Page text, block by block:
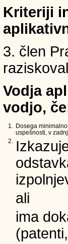
Kriteriji
3. člen
Vodja
vodjo,
1.
Dosega
uspešnosti, v
2.
ali
ima